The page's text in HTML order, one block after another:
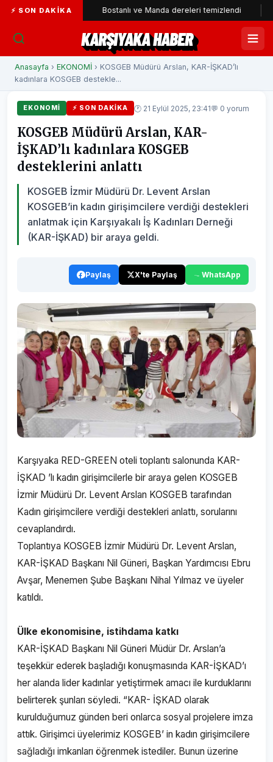
⚡ SON DAKIKABostanlı ve Manda dereleri temizlendi Alabay:
KARŞIYAKA HABER
Anasayfa › EKONOMİ › KOSGEB Müdürü Arslan, KAR-İŞKAD’lı
kadınlara KOSGEB destekle...
EKONOMİ ⚡ SON DAKIKA 🕐 21 Eylül 2025, 23:41💬 0 yorum
KOSGEB Müdürü Arslan, KAR-
İŞKAD’lı kadınlara KOSGEB
desteklerini anlattı
KOSGEB İzmir Müdürü Dr. Levent Arslan
KOSGEB’in kadın girişimcilere verdiği destekleri
anlatmak için Karşıyakalı İş Kadınları Derneği
(KAR-İŞKAD) bir araya geldi.
Paylaş X'te Paylaş WhatsApp
Karşıyaka RED-GREEN oteli toplantı salonunda KAR-
İŞKAD ’lı kadın girişimcilerle bir araya gelen KOSGEB
İzmir Müdürü Dr. Levent Arslan KOSGEB tarafından
Kadın girişimcilere verdiği destekleri anlattı, sorularını
cevaplandırdı.
Toplantıya KOSGEB İzmir Müdürü Dr. Levent Arslan,
KAR-İŞKAD Başkanı Nil Güneri, Başkan Yardımcısı Ebru
Avşar, Menemen Şube Başkanı Nihal Yılmaz ve üyeler
katıldı.
Ülke ekonomisine, istihdama katkı
KAR-İŞKAD Başkanı Nil Güneri Müdür Dr. Arslan’a
teşekkür ederek başladığı konuşmasında KAR-İŞKAD’ı
her alanda lider kadınlar yetiştirmek amacı ile kurduklarını
belirterek şunları söyledi. “KAR- İŞKAD olarak
kurulduğumuz günden beri onlarca sosyal projelere imza
attık. Girişimci üyelerimiz KOSGEB’ in kadın girişimcilere
sağladığı imkanları öğrenmek istediler. Bunun üzerine